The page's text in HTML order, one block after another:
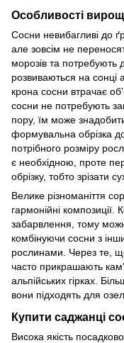
Особливості
Сосни невибагливі до
але зовсім не
морозів та потребують
розвиваються на сонці
крона сосни втрачає
сосни не потребують
пору, їм може
формувальна обрізка
потрібного розміру
є необхідною, проте
обрізку, тобто зрізати
Велике різноманіття
гармонійні
забарвлення, тому
комбінуючи сосни з
рослинами. Через те,
часто прикрашають
альпійських гірках.
вони підходять для
Купити саджанці
Висока якість